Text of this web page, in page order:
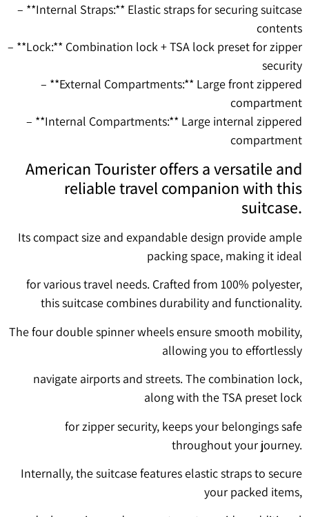
– **Internal Straps:** Elastic straps for securing suitcase
contents
– **Lock:** Combination lock + TSA lock preset for zipper
security
– **External Compartments:** Large front zippered
compartment
– **Internal Compartments:** Large internal zippered
compartment
American Tourister offers a versatile and
reliable travel companion with this
suitcase.
Its compact size and expandable design provide ample
packing space, making it ideal
for various travel needs. Crafted from 100% polyester,
this suitcase combines durability and functionality.
The four double spinner wheels ensure smooth mobility,
allowing you to effortlessly
navigate airports and streets. The combination lock,
along with the TSA preset lock
for zipper security, keeps your belongings safe
throughout your journey.
Internally, the suitcase features elastic straps to secure
your packed items,